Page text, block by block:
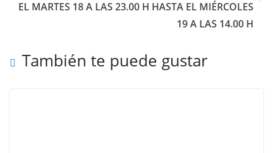
EL MARTES 18 A LAS 23.00 H HASTA EL MIÉRCOLES
19 A LAS 14.00 H
También te puede gustar